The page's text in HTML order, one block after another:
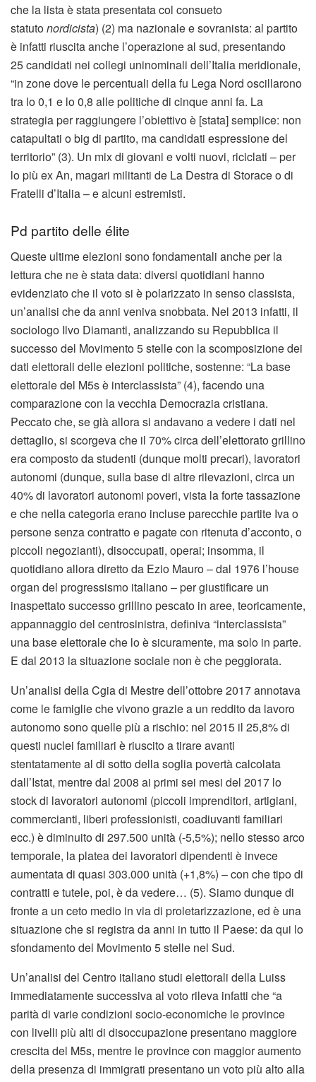
che la lista è stata presentata col consueto
statutonordicista) (2) ma nazionale e sovranista: al partito
è infatti riuscita anche l’operazione al sud, presentando
25 candidati nei collegi uninominali dell’Italia meridionale,
“in zone dove le percentuali della fu Lega Nord oscillarono
tra lo 0,1 e lo 0,8 alle politiche di cinque anni fa. La
strategia per raggiungere l’obiettivo è [stata] semplice: non
catapultati o big di partito, ma candidati espressione del
territorio” (3). Un mix di giovani e volti nuovi, riciclati – per
lo più ex An, magari militanti de La Destra di Storace o di
Fratelli d’Italia – e alcuni estremisti.
Pd partito delle élite
Queste ultime elezioni sono fondamentali anche per la
lettura che ne è stata data: diversi quotidiani hanno
evidenziato che il voto si è polarizzato in senso classista,
un’analisi che da anni veniva snobbata. Nel 2013 infatti, il
sociologo Ilvo Diamanti, analizzando su Repubblica il
successo del Movimento 5 stelle con la scomposizione dei
dati elettorali delle elezioni politiche, sostenne: “La base
elettorale del M5s è interclassista” (4), facendo una
comparazione con la vecchia Democrazia cristiana.
Peccato che, se già allora si andavano a vedere i dati nel
dettaglio, si scorgeva che il 70% circa dell’elettorato grillino
era composto da studenti (dunque molti precari), lavoratori
autonomi (dunque, sulla base di altre rilevazioni, circa un
40% di lavoratori autonomi poveri, vista la forte tassazione
e che nella categoria erano incluse parecchie partite Iva o
persone senza contratto e pagate con ritenuta d’acconto, o
piccoli negozianti), disoccupati, operai; insomma, il
quotidiano allora diretto da Ezio Mauro – dal 1976 l’house
organ del progressismo italiano – per giustificare un
inaspettato successo grillino pescato in aree, teoricamente,
appannaggio del centrosinistra, definiva “interclassista”
una base elettorale che lo è sicuramente, ma solo in parte.
E dal 2013 la situazione sociale non è che peggiorata.
Un’analisi della Cgia di Mestre dell’ottobre 2017 annotava
come le famiglie che vivono grazie a un reddito da lavoro
autonomo sono quelle più a rischio: nel 2015 il 25,8% di
questi nuclei familiari è riuscito a tirare avanti
stentatamente al di sotto della soglia povertà calcolata
dall’Istat, mentre dal 2008 ai primi sei mesi del 2017 lo
stock di lavoratori autonomi (piccoli imprenditori, artigiani,
commercianti, liberi professionisti, coadiuvanti familiari
ecc.) è diminuito di 297.500 unità (-5,5%); nello stesso arco
temporale, la platea dei lavoratori dipendenti è invece
aumentata di quasi 303.000 unità (+1,8%) – con che tipo di
contratti e tutele, poi, è da vedere… (5). Siamo dunque di
fronte a un ceto medio in via di proletarizzazione, ed è una
situazione che si registra da anni in tutto il Paese: da qui lo
sfondamento del Movimento 5 stelle nel Sud.
Un’analisi del Centro italiano studi elettorali della Luiss
immediatamente successiva al voto rileva infatti che “a
parità di varie condizioni socio-economiche le province
con livelli più alti di disoccupazione presentano maggiore
crescita del M5s, mentre le province con maggior aumento
della presenza di immigrati presentano un voto più alto alla